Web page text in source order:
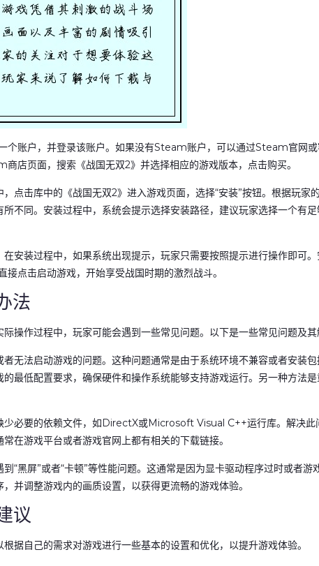
个账户，并登录该账户。如果没有Steam账户，可以通过Steam官网
店页面，搜索《战国无双2》并选择相应的游戏版本，点击购买。
点击库中的《战国无双2》进入游戏页面，选择“安装”按钮。根据玩家
不同。安装过程中，系统会提示选择安装路径，建议玩家选择一个有
安装过程中，如果系统出现提示，玩家只需要按照提示进行操作即可。
点击启动游戏，开始享受战国时期的激烈战斗。
法
操作过程中，玩家可能会遇到一些常见问题。以下是一些常见问题及其
无法启动游戏的问题。这种问题通常是由于系统环境不兼容或者安装包
最低配置要求，确保硬件和操作系统能够支持游戏运行。另一种方法
少必要的依赖文件，如DirectX或Microsoft Visual C++运行库。解决此
在游戏平台或者游戏官网上都有相关的下载链接。
“黑屏”或者“卡顿”等性能问题。这通常是因为显卡驱动程序过时或者游
并调整游戏内的画质设置，以获得更流畅的游戏体验。
议
据自己的需求对游戏进行一些基本的设置和优化，以提升游戏体验。